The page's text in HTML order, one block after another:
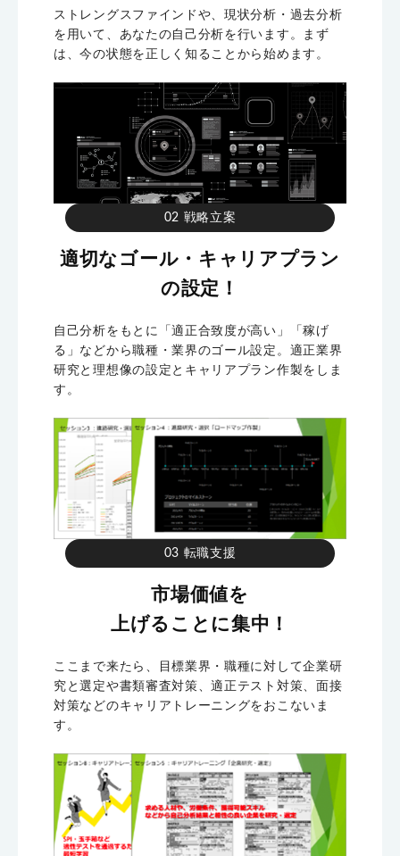
ストレングスファインドや、現状分析・過去分析
を用いて、あなたの自己分析を行います。まず
は、今の状態を正しく知ることから始めます。
02 戦略立案
適切なゴール・キャリアプラン
の設定！
自己分析をもとに「適正合致度が高い」「稼げ
る」などから職種・業界のゴール設定。適正業界
研究と理想像の設定とキャリアプラン作製をしま
す。
03 転職支援
市場価値を
上げることに集中！
ここまで来たら、目標業界・職種に対して企業研
究と選定や書類審査対策、適正テスト対策、面接
対策などのキャリアトレーニングをおこないま
す。